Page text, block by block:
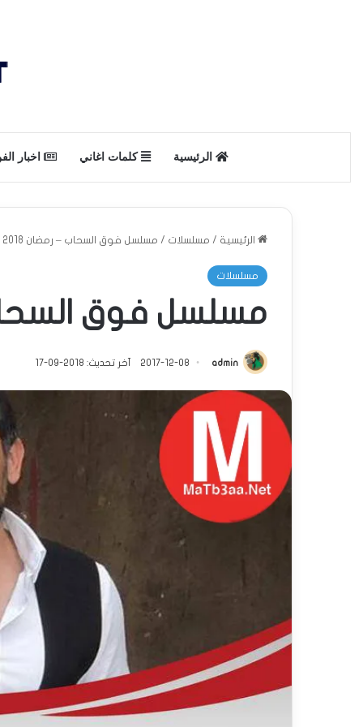
الرئيسية كلمات اغاني اخبار
الرئيسية / مسلسلات / مسلسل فوق السحاب – رمضان 2018
مسلسلات
مسلسل فوق السحاب
admin
2017-12-08 آخر تحديث: 2018-09-17